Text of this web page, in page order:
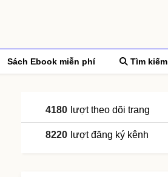
Sách Ebook miễn phí Tìm kiếm
4180 lượt theo dõi trang
8220 lượt đăng ký kênh